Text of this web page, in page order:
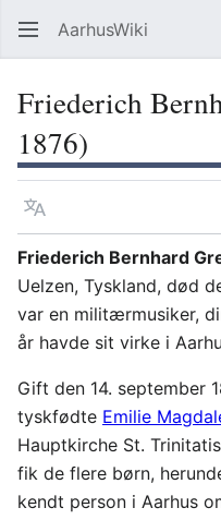
AarhusWiki
Friederich
1876)
Sprog
Friederich Bernhard
Uelzen, Tyskland, død
var en militærmusiker,
år havde sit virke i
Gift den 14. september
tyskfødte Emilie
Hauptkirche St.
fik de flere børn,
kendt person i Aarhus